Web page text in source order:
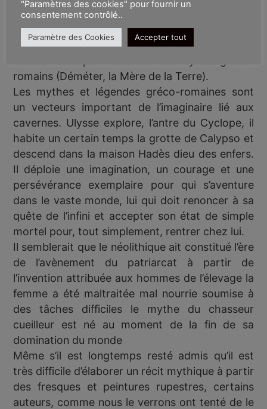
En Égypte la terre était adorée à travers une
divinité masculine Geb alors que les mythes
féminins de la terre ont imprégné notre culture
romains (Déméter, la Mère de la Terre).
Les mythes et légendes gréco-romaines sont
un vecteurs important de l’imaginaire lié aux
cavernes. Ulysse explore, l’antre du Cyclope, il
habite un certain temps la grotte de Calypso et
descend dans la maison Hadès dieu des enfers.
Il déploie une imagination, un courage et une
persévérance exemplaire pour qui s’aventure
dans le vaste monde, lui qui doit renoncer à sa
quête de l’infini et accepter son état de simple
mortel pour, tout simplement, rentrer chez lui.
Il semblerait que le néolithique ait constitué l’ère
de l’avènement du patriarcat à partir de
l’invention attribuée aux hommes de l’élevage la
femme a été maltraitée mal nourrie soumise à
des tâches difficiles le mythe du chasseur
cueilleur est né au moment de la fin de sa
domination du monde
Même s’il est longtemps resté admis qu’il est
très difficile d’élaborer un récit mythique à partir
des fresques et peintures rupestres, certains
auteurs, comme nous le verrons ont tenté de le
"Paramètres des cookies" pour fournir un
consentement contrôlé..
Paramètre des Cookies Accepter tout